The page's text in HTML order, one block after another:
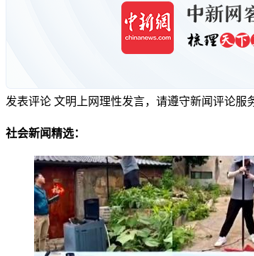
发表评论 文明上网理性发言，请遵守新闻评论服
社会新闻精选：